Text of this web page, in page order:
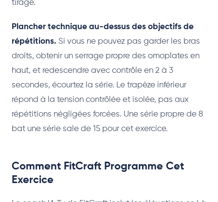
tirage.
Plancher technique au-dessus des objectifs de
répétitions. Si vous ne pouvez pas garder les bras
droits, obtenir un serrage propre des omoplates en
haut, et redescendre avec contrôle en 2 à 3
secondes, écourtez la série. Le trapèze inférieur
répond à la tension contrôlée et isolée, pas aux
répétitions négligées forcées. Une série propre de 8
bat une série sale de 15 pour cet exercice.
Comment FitCraft Programme Cet
Exercice